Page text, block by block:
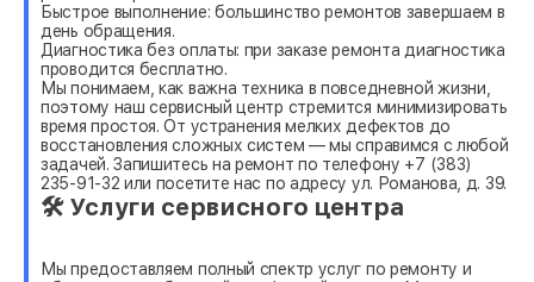
Быстрое выполнение: большинство ремонтов завершаем в
день обращения.
Диагностика без оплаты: при заказе ремонта диагностика
проводится бесплатно.
Мы понимаем, как важна техника в повседневной жизни,
поэтому наш сервисный центр стремится минимизировать
время простоя. От устранения мелких дефектов до
восстановления сложных систем — мы справимся с любой
задачей. Запишитесь на ремонт по телефону +7 (383)
235-91-32 или посетите нас по адресу ул. Романова, д. 39.
🛠 Услуги сервисного центра
Мы предоставляем полный спектр услуг по ремонту и